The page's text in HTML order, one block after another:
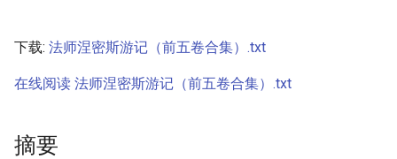
索
下载: 法师涅密斯游记（前五卷合集）.txt
在线阅读 法师涅密斯游记（前五卷合集）.txt
摘要